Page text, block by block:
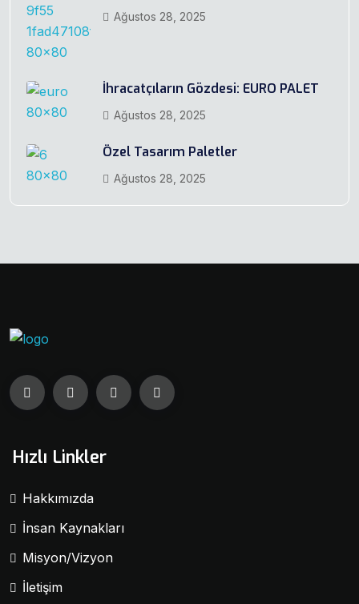
Ağustos 28, 2025
İhracatçıların Gözdesi: EURO PALET
Ağustos 28, 2025
Özel Tasarım Paletler
Ağustos 28, 2025
Hızlı Linkler
Hakkımızda
İnsan Kaynakları
Misyon/Vizyon
İletişim